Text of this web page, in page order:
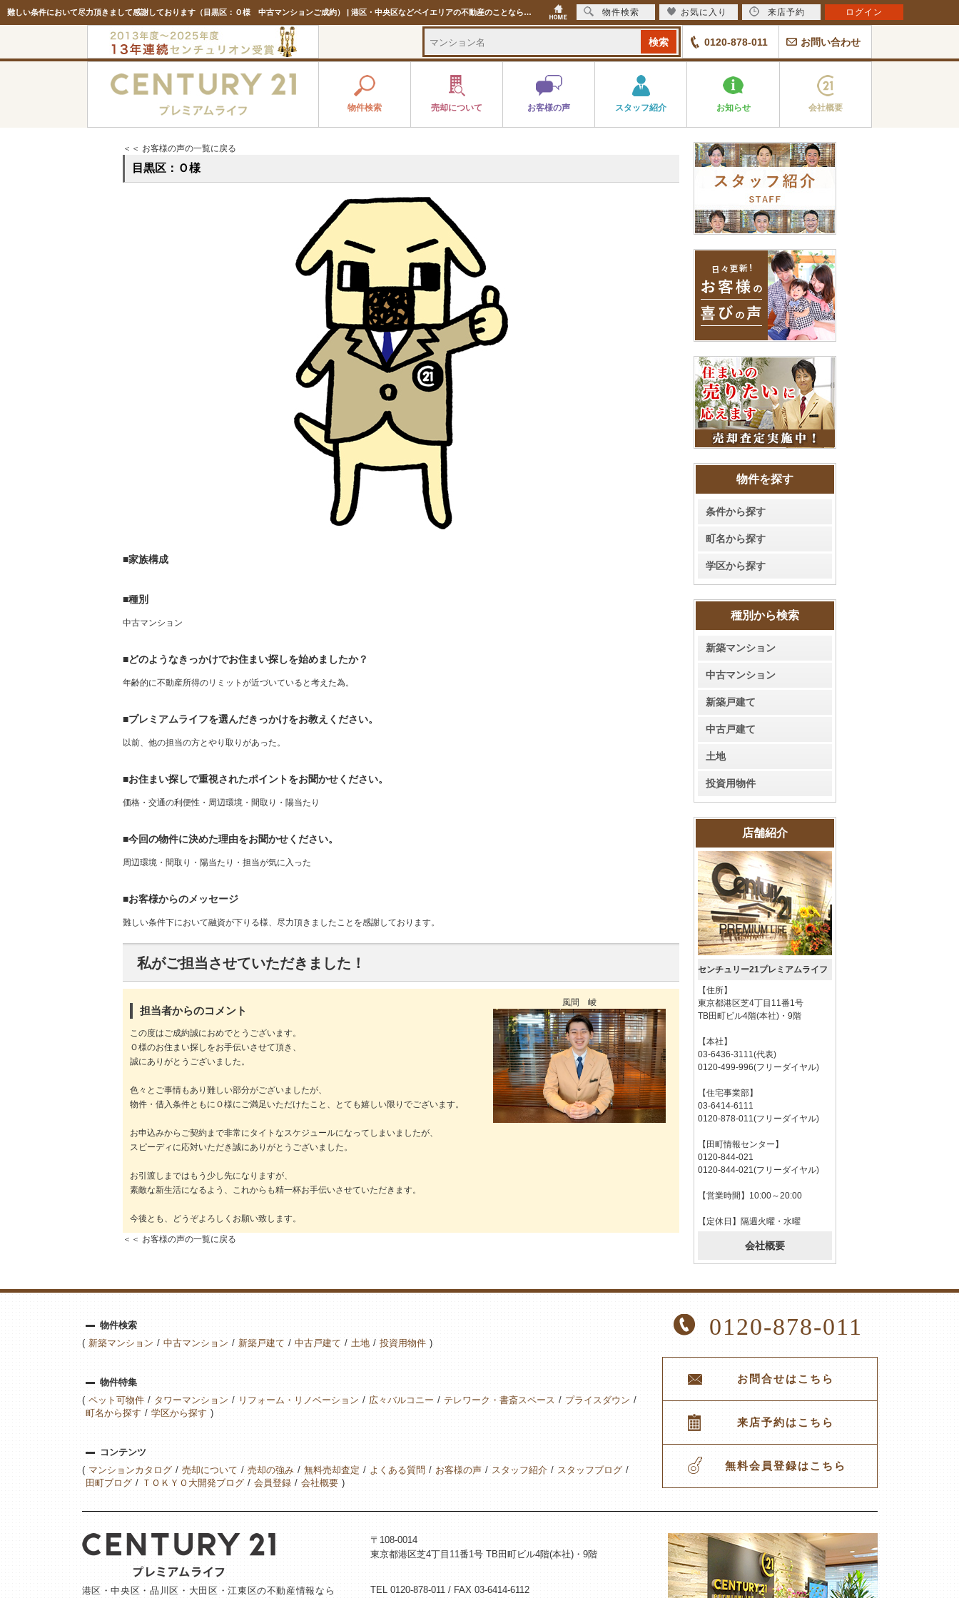
難しい条件において尽力頂きまして感謝しております（目黒区：Ｏ様 中古マンションご成約） | 港区・中央区などベイエリアの不動産のことならセンチュリー21プレミアムライフ
0120-878-011 お問い合わせ
物件検索 売却について お客様の声 スタッフ紹介 お知らせ 会社概要
＜＜ お客様の声の一覧に戻る
目黒区：Ｏ様
■家族構成
■種別
中古マンション
■どのようなきっかけでお住まい探しを始めましたか？
年齢的に不動産所得のリミットが近づいていると考えた為。
■プレミアムライフを選んだきっかけをお教えください。
以前、他の担当の方とやり取りがあった。
■お住まい探しで重視されたポイントをお聞かせください。
価格・交通の利便性・周辺環境・間取り・陽当たり
■今回の物件に決めた理由をお聞かせください。
周辺環境・間取り・陽当たり・担当が気に入った
■お客様からのメッセージ
難しい条件下において融資が下りる様、尽力頂きましたことを感謝しております。
私がご担当させていただきました！
担当者からのコメント
この度はご成約誠におめでとうございます。
Ｏ様のお住まい探しをお手伝いさせて頂き、
誠にありがとうございました。
色々とご事情もあり難しい部分がございましたが、
物件・借入条件ともにＯ様にご満足いただけたこと、とても嬉しい限りでございます。
お申込みからご契約まで非常にタイトなスケジュールになってしまいましたが、
スピーディに応対いただき誠にありがとうございました。
お引渡しまではもう少し先になりますが、
素敵な新生活になるよう、これからも精一杯お手伝いさせていただきます。
今後とも、どうぞよろしくお願い致します。
風間 崚
＜＜ お客様の声の一覧に戻る
物件を探す
条件から探す
町名から探す
学区から探す
種別から検索
新築マンション
中古マンション
新築戸建て
中古戸建て
土地
投資用物件
店舗紹介
センチュリー21プレミアムライフ
【住所】
東京都港区芝4丁目11番1号
TB田町ビル4階(本社)・9階
【本社】
03-6436-3111(代表)
0120-499-996(フリーダイヤル)
【住宅事業部】
03-6414-6111
0120-878-011(フリーダイヤル)
【田町情報センター】
0120-844-021
0120-844-021(フリーダイヤル)
【営業時間】10:00～20:00
【定休日】隔週火曜・水曜
会社概要
物件検索
新築マンション
中古マンション 新築戸建て 中古戸建て 土地 投資用物件
物件特集
ペット可物件
タワーマンション リフォーム・リノベーション 広々バルコニー テレワーク・書斎スペース
プライスダウン
町名から探す
学区から探す
コンテンツ
マンションカタログ
売却について 売却の強み 無料売却査定 よくある質問 お客様の声 スタッフ紹介
スタッフブログ
田町ブログ
ＴＯＫＹＯ大開発ブログ 会員登録 会社概要
0120-878-011
お問合せはこちら
来店予約はこちら
無料会員登録はこちら
港区・中央区・品川区・大田区・江東区の不動産情報なら
〒108-0014
東京都港区芝4丁目11番1号 TB田町ビル4階(本社)・9階
TEL 0120-878-011 / FAX 03-6414-6112
物件検索 お気に入り 来店予約 ログイン